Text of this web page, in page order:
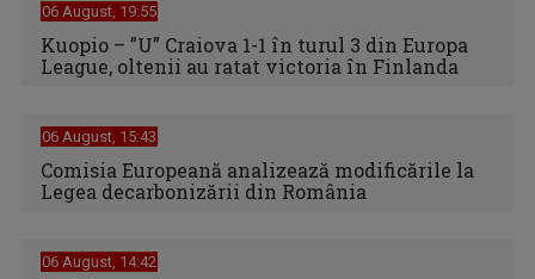
06 August, 19:55
Kuopio – ”U” Craiova 1-1 în turul 3 din Europa
League, oltenii au ratat victoria în Finlanda
06 August, 15:43
Comisia Europeană analizează modificările la
Legea decarbonizării din România
06 August, 14:42